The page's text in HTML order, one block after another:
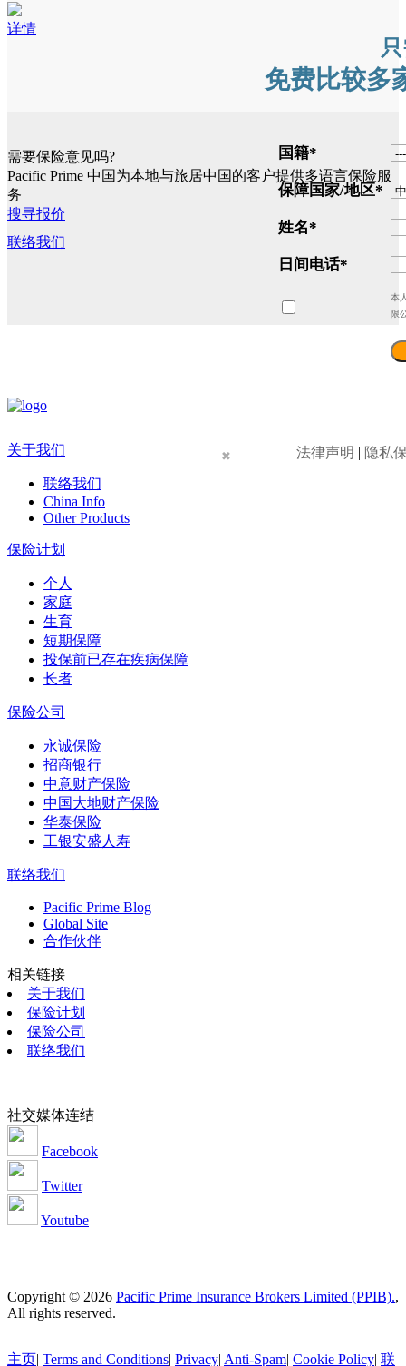
详情
需要保险意见吗?
Pacific Prime 中国为本地与旅居中国的客户提供多语言保险服
务
搜寻报价
联络我们
关于我们
联络我们
China Info
Other Products
保险计划
个人
家庭
生育
短期保障
投保前已存在疾病保障
长者
保险公司
永诚保险
招商银行
中意财产保险
中国大地财产保险
华泰保险
工银安盛人寿
联络我们
Pacific Prime Blog
Global Site
合作伙伴
相关链接
关于我们
保险计划
保险公司
联络我们
社交媒体连结
Facebook
Twitter
Youtube
Copyright © 2026 Pacific Prime Insurance Brokers Limited (PPIB).,
All rights reserved.
主页| Terms and Conditions| Privacy| Anti-Spam| Cookie Policy| 联
免费比较多
国籍*
保障国家/地区*
姓名*
日间电话*
本
限
法律声明 | 隐私
✖